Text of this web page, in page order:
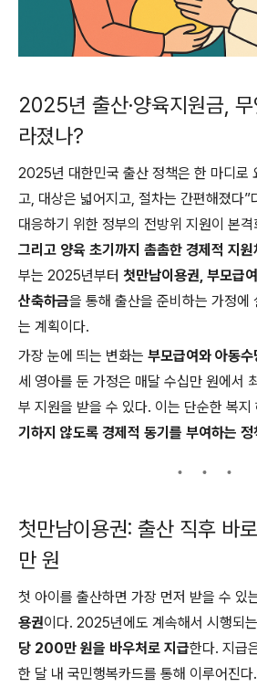
2025년 출산·양육지원금,
라졌나?
2025년 대한민국 출산 정책은 한 마디로
고, 대상은 넓어지고, 절차는 간편해졌다”
대응하기 위한 정부의 전방위 지원이 본격
그리고 양육 초기까지 촘촘한 경제적 지원
부는 2025년부터 첫만남이용권, 부모급
산축하금을 통해 출산을 준비하는 가정에
는 계획이다.
가장 눈에 띄는 변화는 부모급여와 아동수
세 영아를 둔 가정은 매달 수십만 원에서
부 지원을 받을 수 있다. 이는 단순한 복지
기하지 않도록 경제적 동기를 부여하는 정
첫만남이용권: 출산 직후 바
만 원
첫 아이를 출산하면 가장 먼저 받을 수 있
용권이다. 2025년에도 계속해서 시행되
당 200만 원을 바우처로 지급한다. 지급
한 달 내 국민행복카드를 통해 이루어진다.